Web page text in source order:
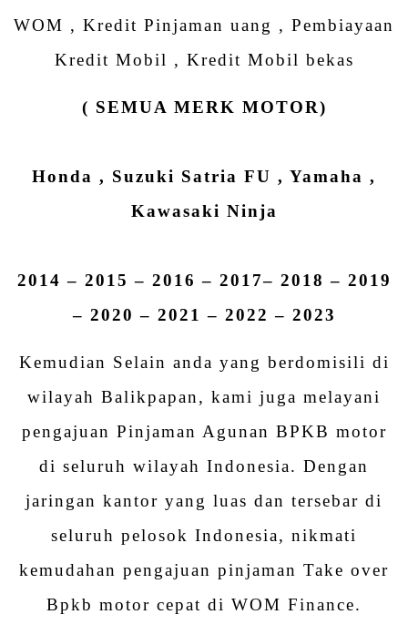
WOM , Kredit Pinjaman uang , Pembiayaan
Kredit Mobil , Kredit Mobil bekas
( SEMUA MERK MOTOR)
Honda , Suzuki Satria FU , Yamaha ,
Kawasaki Ninja
2014 – 2015 – 2016 – 2017– 2018 – 2019
– 2020 – 2021 – 2022 – 2023
Kemudian Selain anda yang berdomisili di
wilayah Balikpapan, kami juga melayani
pengajuan Pinjaman Agunan BPKB motor
di seluruh wilayah Indonesia. Dengan
jaringan kantor yang luas dan tersebar di
seluruh pelosok Indonesia, nikmati
kemudahan pengajuan pinjaman Take over
Bpkb motor cepat di WOM Finance.